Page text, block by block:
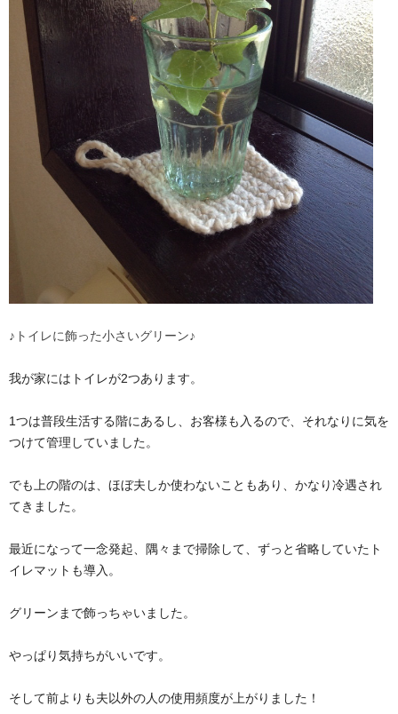
♪トイレに飾った小さいグリーン♪
我が家にはトイレが2つあります。
1つは普段生活する階にあるし、お客様も入るので、それなりに気を
つけて管理していました。
でも上の階のは、ほぼ夫しか使わないこともあり、かなり冷遇され
てきました。
最近になって一念発起、隅々まで掃除して、ずっと省略していたト
イレマットも導入。
グリーンまで飾っちゃいました。
やっぱり気持ちがいいです。
そして前よりも夫以外の人の使用頻度が上がりました！